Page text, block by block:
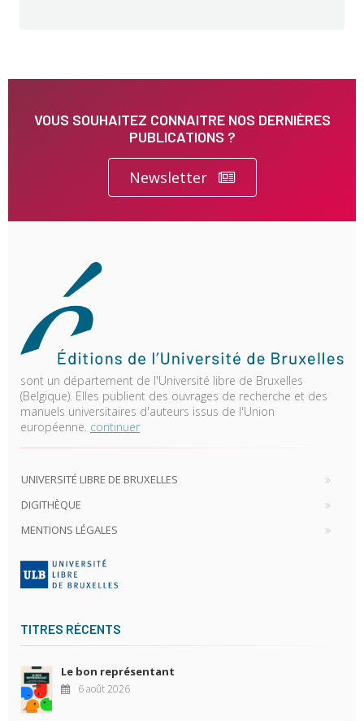
VOUS SOUHAITEZ CONNAITRE NOS DERNIÈRES
PUBLICATIONS ?
Newsletter
sont un département de l'Université libre de Bruxelles
(Belgique). Elles publient des ouvrages de recherche et des
manuels universitaires d'auteurs issus de l'Union
européenne. continuer
UNIVERSITÉ LIBRE DE BRUXELLES
DIGITHÈQUE
MENTIONS LÉGALES
TITRES RÉCENTS
Le bon représentant
6 août 2026